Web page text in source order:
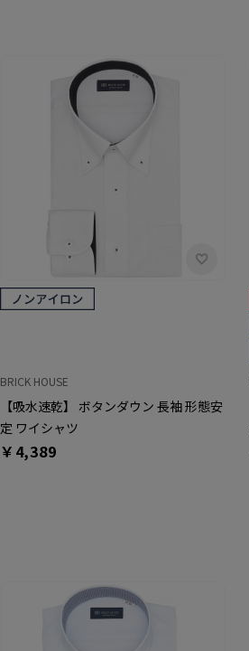
BRICK HOUSE
【吸水速乾】 ボタンダウン 長袖 形態安
定 ワイシャツ
￥4,389